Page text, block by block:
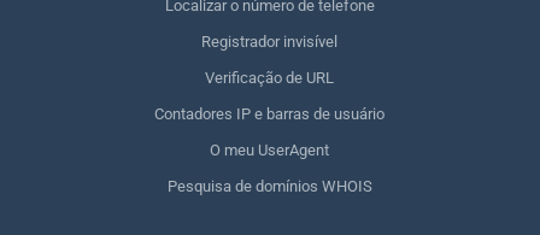
Localizar o número de telefone
Registrador invisível
Verificação de URL
Contadores IP e barras de usuário
O meu UserAgent
Pesquisa de domínios WHOIS